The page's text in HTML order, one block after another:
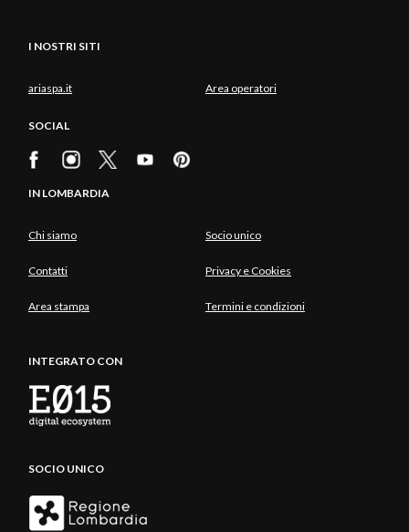
I NOSTRI SITI
ariaspa.it Area operatori
SOCIAL
IN LOMBARDIA
Chi siamo Socio unico
Contatti Privacy e Cookies
Area stampa Termini e condizioni
INTEGRATO CON
SOCIO UNICO